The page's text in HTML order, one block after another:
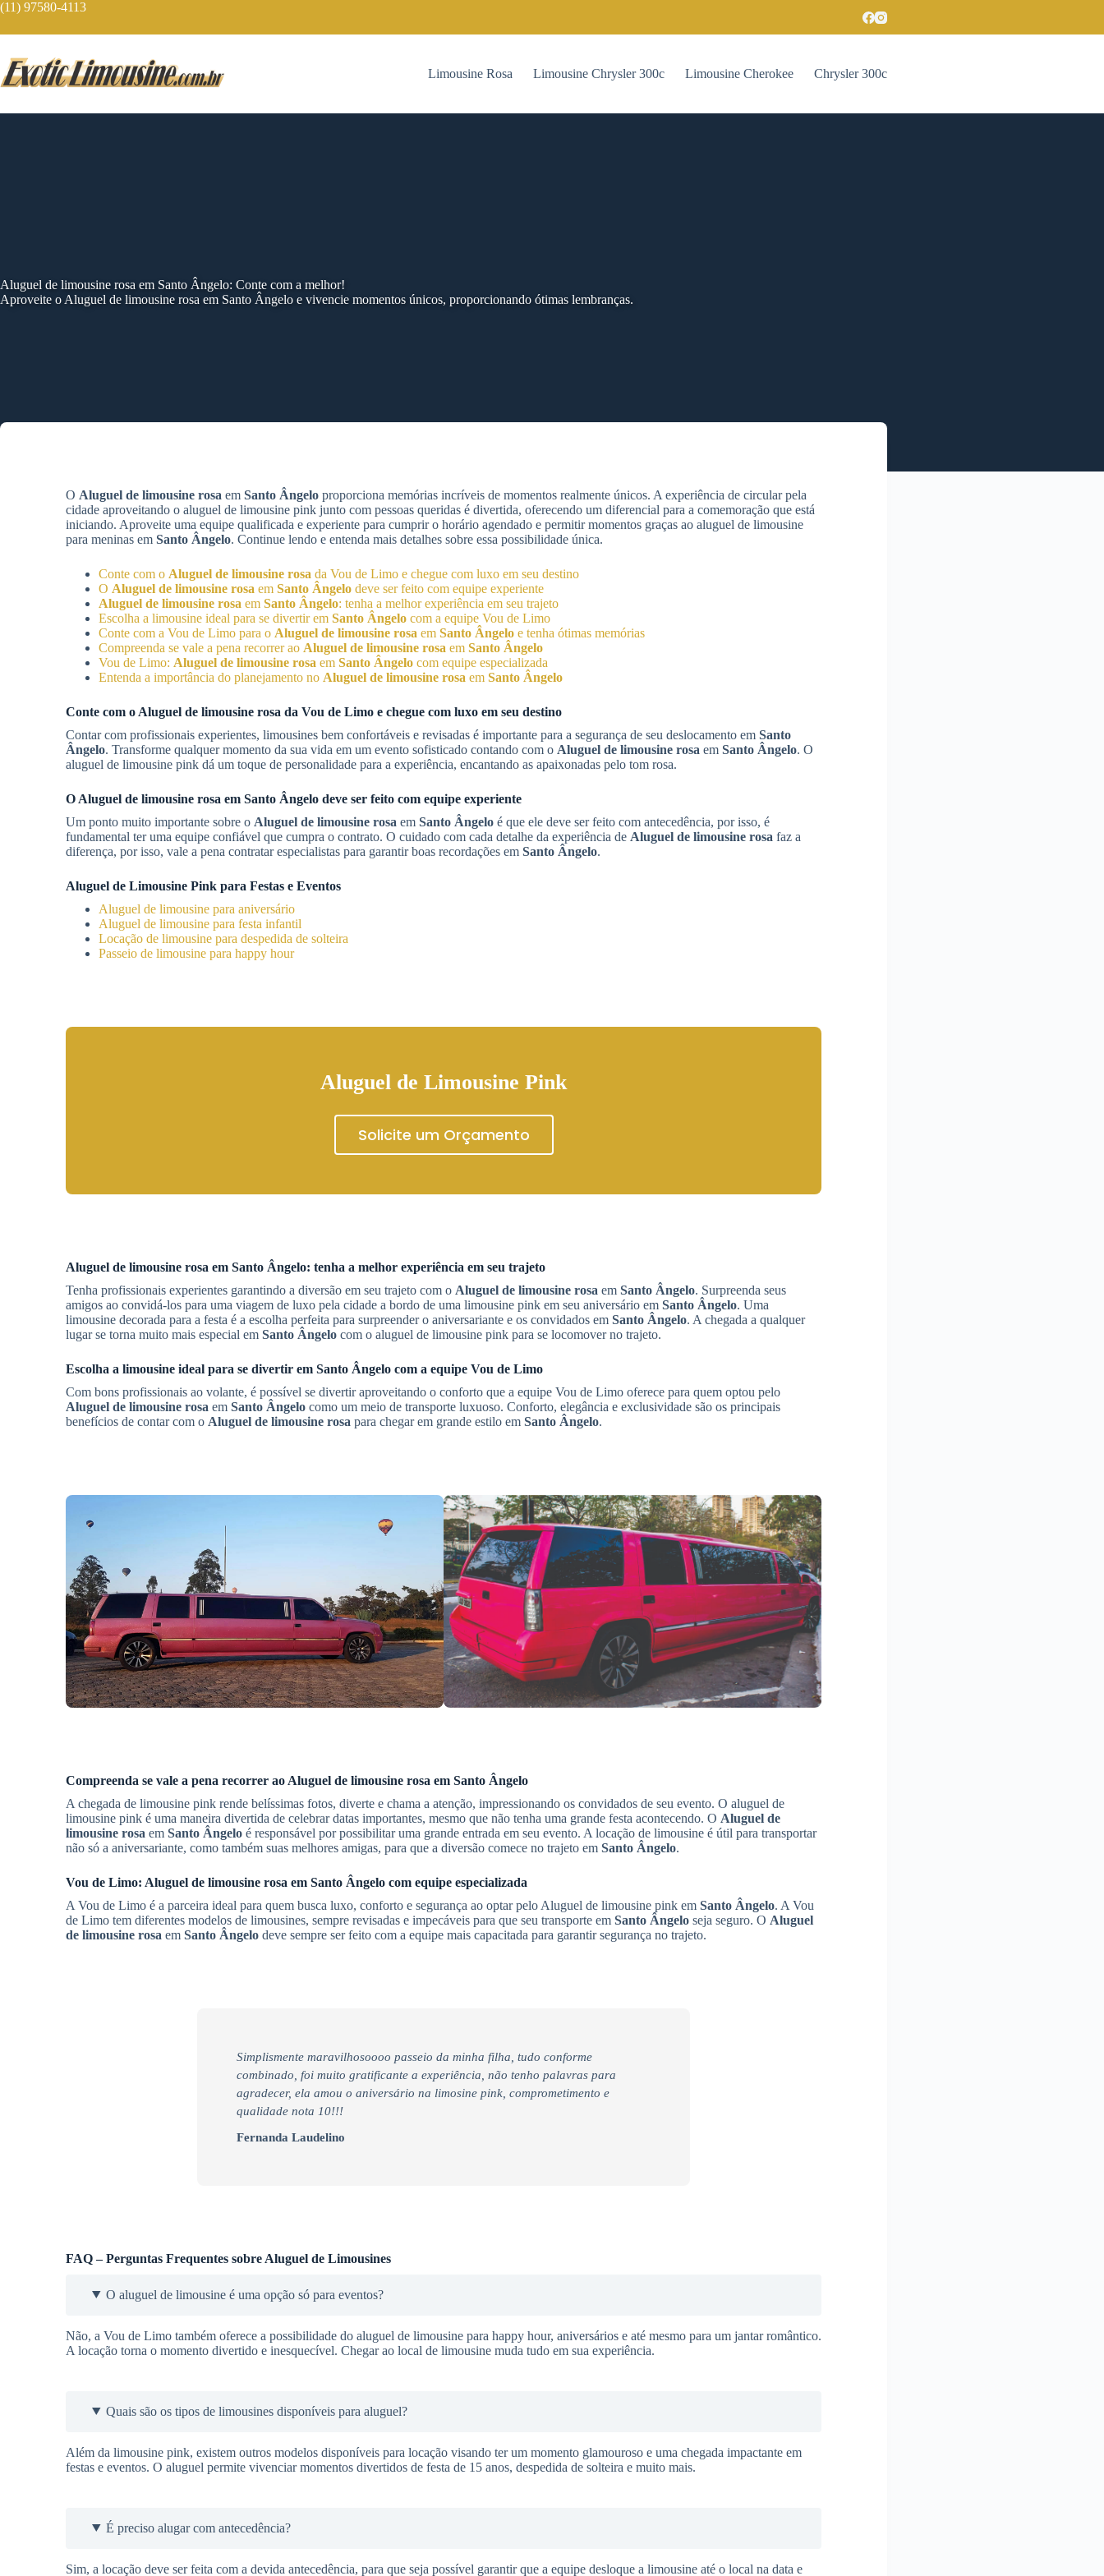
Skip
content
(11) 97580-4113
Limousine Rosa Limousine Chrysler 300c Limousine Cherokee Chrysler 300c
Aluguel de limousine rosa em Santo Ângelo: Conte com a melhor!
Aproveite o Aluguel de limousine rosa em Santo Ângelo e vivencie momentos únicos, proporcionando ótimas lembranças.
O Aluguel de limousine rosa em Santo Ângelo proporciona memórias incríveis de momentos realmente únicos. A experiência de circular pela
cidade aproveitando o aluguel de limousine pink junto com pessoas queridas é divertida, oferecendo um diferencial para a comemoração que está
iniciando. Aproveite uma equipe qualificada e experiente para cumprir o horário agendado e permitir momentos graças ao aluguel de limousine
para meninas em Santo Ângelo. Continue lendo e entenda mais detalhes sobre essa possibilidade única.
Conte com o Aluguel de limousine rosa da Vou de Limo e chegue com luxo em seu destino
O Aluguel de limousine rosa em Santo Ângelo deve ser feito com equipe experiente
Aluguel de limousine rosa em Santo Ângelo: tenha a melhor experiência em seu trajeto
Escolha a limousine ideal para se divertir em Santo Ângelo com a equipe Vou de Limo
Conte com a Vou de Limo para o Aluguel de limousine rosa em Santo Ângelo e tenha ótimas memórias
Compreenda se vale a pena recorrer ao Aluguel de limousine rosa em Santo Ângelo
Vou de Limo: Aluguel de limousine rosa em Santo Ângelo com equipe especializada
Entenda a importância do planejamento no Aluguel de limousine rosa em Santo Ângelo
Conte com o Aluguel de limousine rosa da Vou de Limo e chegue com luxo em seu destino
Contar com profissionais experientes, limousines bem confortáveis e revisadas é importante para a segurança de seu deslocamento em Santo
Ângelo. Transforme qualquer momento da sua vida em um evento sofisticado contando com o Aluguel de limousine rosa em Santo Ângelo. O
aluguel de limousine pink dá um toque de personalidade para a experiência, encantando as apaixonadas pelo tom rosa.
O Aluguel de limousine rosa em Santo Ângelo deve ser feito com equipe experiente
Um ponto muito importante sobre o Aluguel de limousine rosa em Santo Ângelo é que ele deve ser feito com antecedência, por isso, é
fundamental ter uma equipe confiável que cumpra o contrato. O cuidado com cada detalhe da experiência de Aluguel de limousine rosa faz a
diferença, por isso, vale a pena contratar especialistas para garantir boas recordações em Santo Ângelo.
Aluguel de Limousine Pink para Festas e Eventos
Aluguel de limousine para aniversário
Aluguel de limousine para festa infantil
Locação de limousine para despedida de solteira
Passeio de limousine para happy hour
Aluguel de Limousine Pink
Solicite um Orçamento
Aluguel de limousine rosa em Santo Ângelo: tenha a melhor experiência em seu trajeto
Tenha profissionais experientes garantindo a diversão em seu trajeto com o Aluguel de limousine rosa em Santo Ângelo. Surpreenda seus
amigos ao convidá-los para uma viagem de luxo pela cidade a bordo de uma limousine pink em seu aniversário em Santo Ângelo. Uma
limousine decorada para a festa é a escolha perfeita para surpreender o aniversariante e os convidados em Santo Ângelo. A chegada a qualquer
lugar se torna muito mais especial em Santo Ângelo com o aluguel de limousine pink para se locomover no trajeto.
Escolha a limousine ideal para se divertir em Santo Ângelo com a equipe Vou de Limo
Com bons profissionais ao volante, é possível se divertir aproveitando o conforto que a equipe Vou de Limo oferece para quem optou pelo
Aluguel de limousine rosa em Santo Ângelo como um meio de transporte luxuoso. Conforto, elegância e exclusividade são os principais
benefícios de contar com o Aluguel de limousine rosa para chegar em grande estilo em Santo Ângelo.
Compreenda se vale a pena recorrer ao Aluguel de limousine rosa em Santo Ângelo
A chegada de limousine pink rende belíssimas fotos, diverte e chama a atenção, impressionando os convidados de seu evento. O aluguel de
limousine pink é uma maneira divertida de celebrar datas importantes, mesmo que não tenha uma grande festa acontecendo. O Aluguel de
limousine rosa em Santo Ângelo é responsável por possibilitar uma grande entrada em seu evento. A locação de limousine é útil para transportar
não só a aniversariante, como também suas melhores amigas, para que a diversão comece no trajeto em Santo Ângelo.
Vou de Limo: Aluguel de limousine rosa em Santo Ângelo com equipe especializada
A Vou de Limo é a parceira ideal para quem busca luxo, conforto e segurança ao optar pelo Aluguel de limousine pink em Santo Ângelo. A Vou
de Limo tem diferentes modelos de limousines, sempre revisadas e impecáveis para que seu transporte em Santo Ângelo seja seguro. O Aluguel
de limousine rosa em Santo Ângelo deve sempre ser feito com a equipe mais capacitada para garantir segurança no trajeto.
Simplismente maravilhosoooo passeio da minha filha, tudo conforme
combinado, foi muito gratificante a experiência, não tenho palavras para
agradecer, ela amou o aniversário na limosine pink, comprometimento e
qualidade nota 10!!!
Fernanda Laudelino
FAQ – Perguntas Frequentes sobre Aluguel de Limousines
O aluguel de limousine é uma opção só para eventos?
Não, a Vou de Limo também oferece a possibilidade do aluguel de limousine para happy hour, aniversários e até mesmo para um jantar romântico.
A locação torna o momento divertido e inesquecível. Chegar ao local de limousine muda tudo em sua experiência.
Quais são os tipos de limousines disponíveis para aluguel?
Além da limousine pink, existem outros modelos disponíveis para locação visando ter um momento glamouroso e uma chegada impactante em
festas e eventos. O aluguel permite vivenciar momentos divertidos de festa de 15 anos, despedida de solteira e muito mais.
É preciso alugar com antecedência?
Sim, a locação deve ser feita com a devida antecedência, para que seja possível garantir que a equipe desloque a limousine até o local na data e